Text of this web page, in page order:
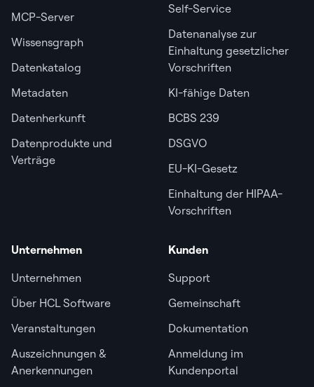
MCP-Server
Wissensgraph
Datenkatalog
Metadaten
Datenherkunft
Datenprodukte und
Verträge
Self-Service
Datenanalyse zur
Einhaltung gesetzlicher
Vorschriften
KI-fähige Daten
BCBS 239
DSGVO
EU-KI-Gesetz
Einhaltung der HIPAA-
Vorschriften
Unternehmen
Unternehmen
Über HCL Software
Veranstaltungen
Auszeichnungen &
Anerkennungen
Kunden
Support
Gemeinschaft
Dokumentation
Anmeldung im
Kundenportal